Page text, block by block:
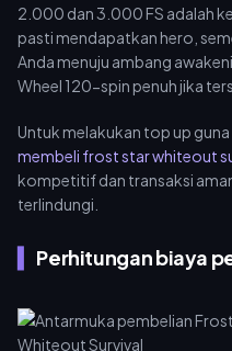
2.000 dan 3.000 FS adalah
pasti mendapatkan hero,
Anda menuju ambang
Wheel 120-spin penuh jika
Untuk melakukan top up
membeli frost star whiteout
kompetitif dan transaksi
terlindungi.
Perhitungan biaya